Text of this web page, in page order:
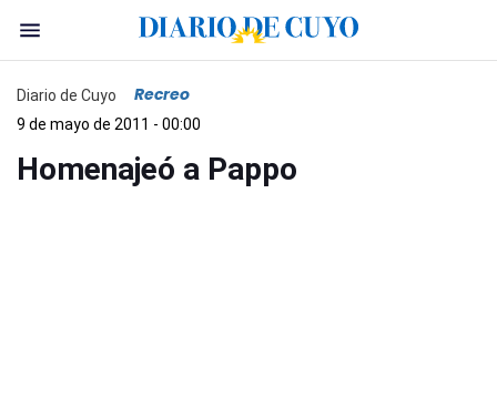
Diario de Cuyo Recreo
9 de mayo de 2011 - 00:00
Homenajeó a Pappo